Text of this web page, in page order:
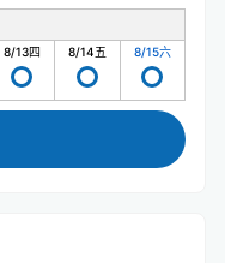
8/13四 8/14五 8/15六